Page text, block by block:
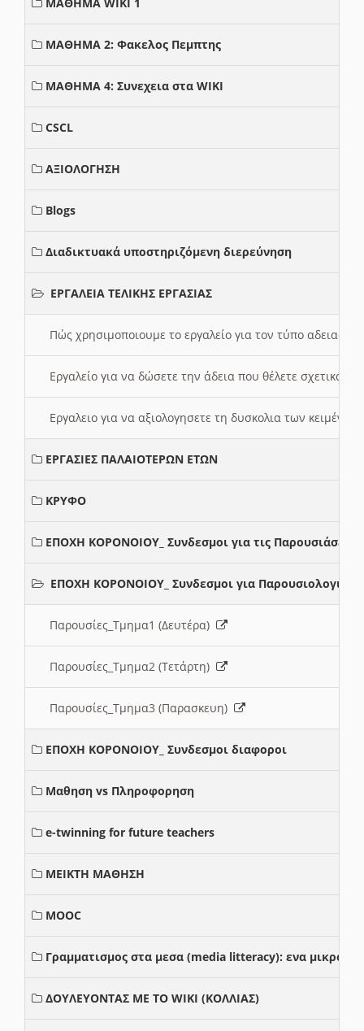
ΜΑΘΗΜΑ 2: Φακελος Πεμπτης
ΜΑΘΗΜΑ 4: Συνεχεια στα WIKI
CSCL
ΑΞΙΟΛΟΓΗΣΗ
Blogs
Διαδικτυακά υποστηριζόμενη διερεύνηση
ΕΡΓΑΛΕΙΑ ΤΕΛΙΚΗΣ ΕΡΓΑΣΙΑΣ
Πώς χρησιμοποιουμε το εργαλείο για τον τύπο αδειας
Εργαλείο για να δώσετε την άδεια που θέλετε σχετικά
Εργαλειο για να αξιολογησετε τη δυσκολια των
ΕΡΓΑΣΙΕΣ ΠΑΛΑΙΟΤΕΡΩΝ ΕΤΩΝ
ΚΡΥΦΟ
ΕΠΟΧΗ ΚΟΡΟΝΟΙΟΥ_ Συνδεσμοι για τις Παρουσιάσεις
ΕΠΟΧΗ ΚΟΡΟΝΟΙΟΥ_ Συνδεσμοι για Παρουσιολογια
Παρουσίες_Τμημα1 (Δευτέρα)
Παρουσίες_Τμημα2 (Τετάρτη)
Παρουσίες_Τμημα3 (Παρασκευη)
ΕΠΟΧΗ ΚΟΡΟΝΟΙΟΥ_ Συνδεσμοι διαφοροι
Μαθηση vs Πληροφορηση
e-twinning for future teachers
ΜΕΙΚΤΗ ΜΑΘΗΣΗ
MOOC
Γραμματισμος στα μεσα (media litteracy): ενα μικρο
ΔΟΥΛΕΥΟΝΤΑΣ ΜΕ ΤΟ WIKI (ΚΟΛΛΙΑΣ)